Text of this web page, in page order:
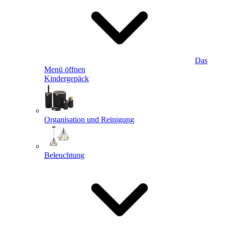
Das
Menü öffnen
Kindergepäck
Organisation und Reinigung
Beleuchtung